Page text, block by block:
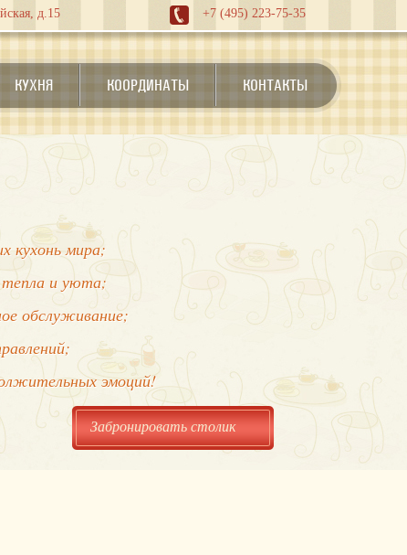
д.15 +7 (495) 223-75-35
КУХНЯ КООРДИНАТЫ КОНТАКТЫ
кухонь мира;
тепла и уюта;
обслуживание;
эмоций!
Забронировать столик